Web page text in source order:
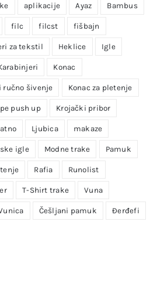
aplikacije Ayaz Bambus
filc filcst fišbajn
za tekstil Heklice Igle
Konac
ručno šivenje Konac za pletenje
push up Krojački pribor
Ljubica makaze
igle Modne trake Pamuk
Rafia Runolist
T-Shirt trake Vuna
Češljani pamuk Đerđefi